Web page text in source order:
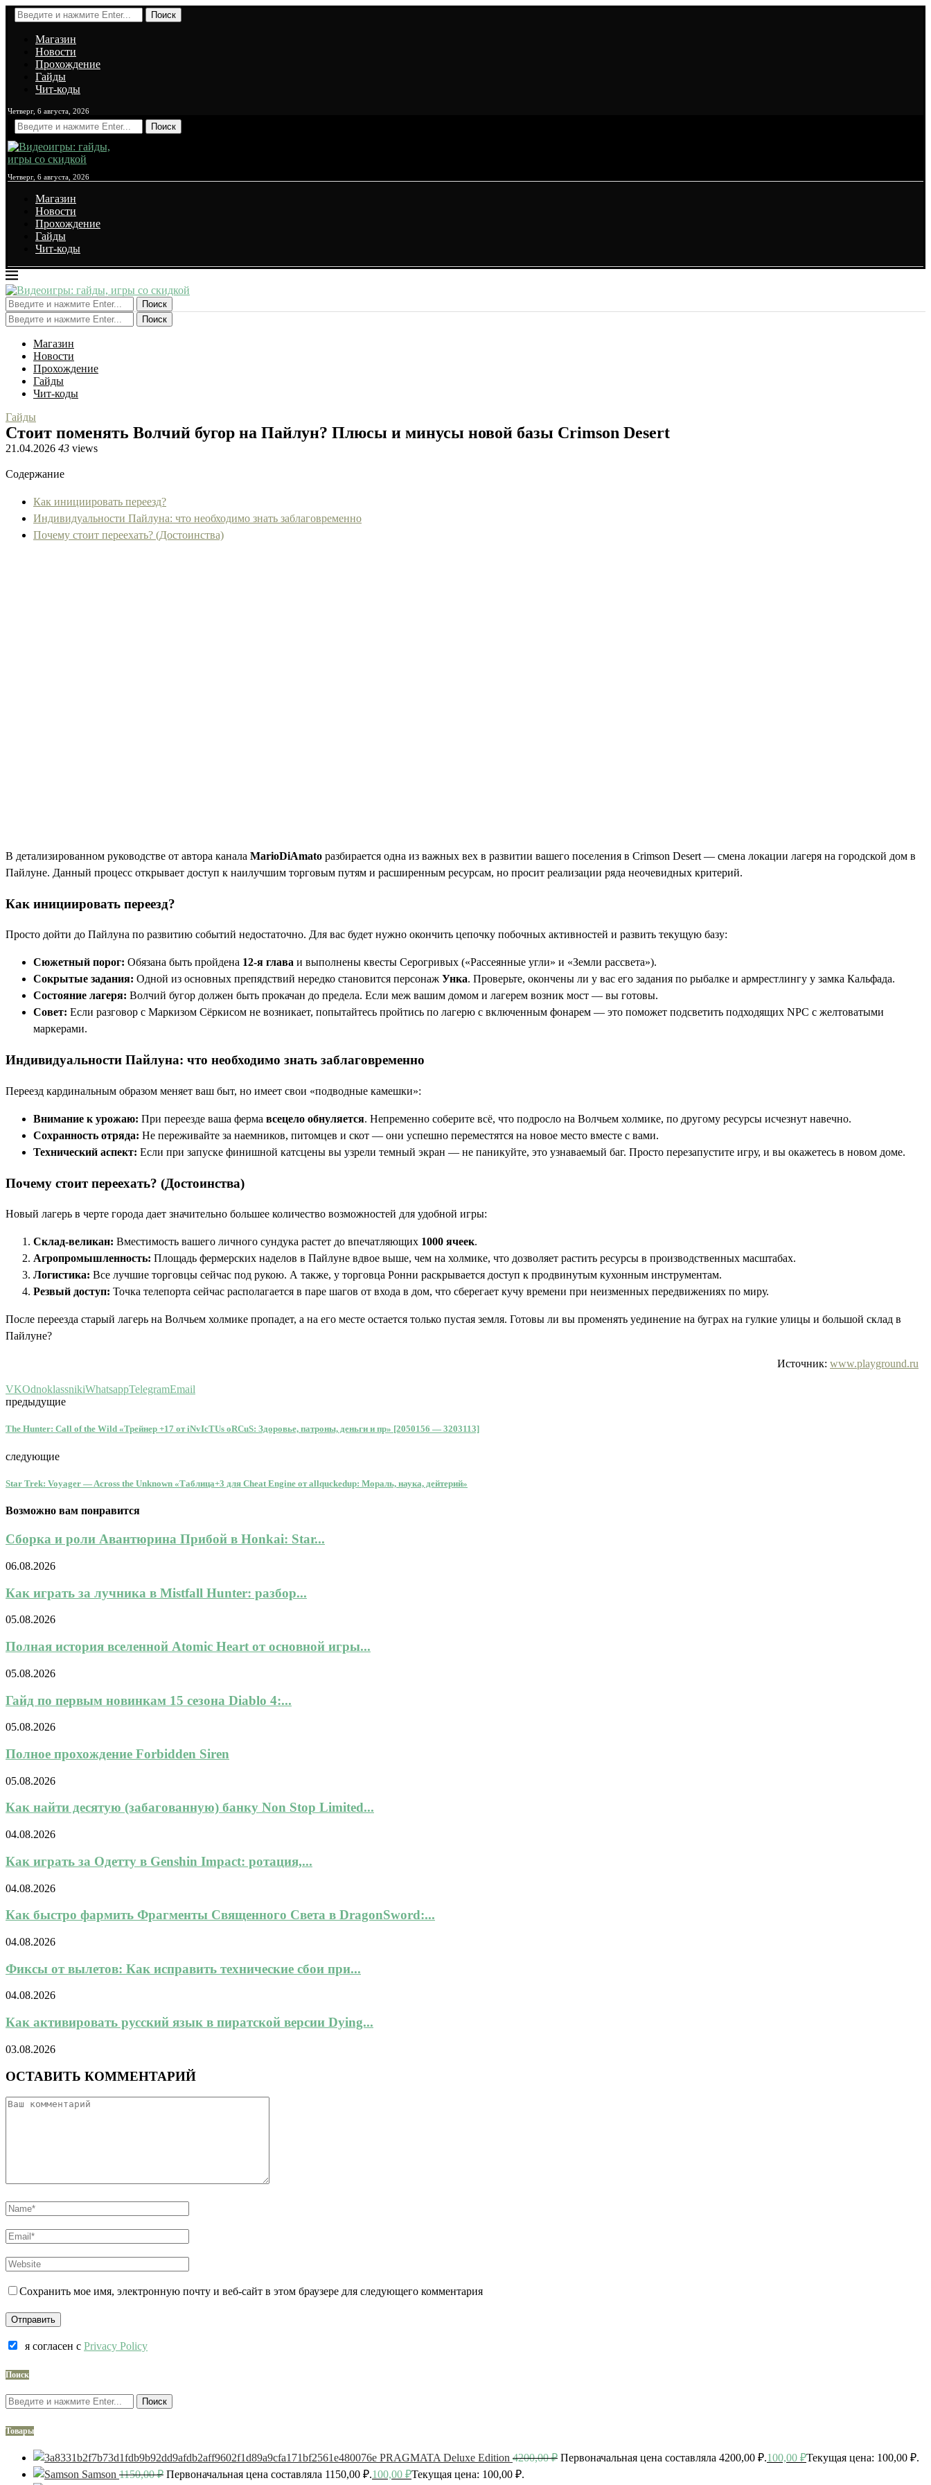
Поиск
Магазин
Новости
Прохождение
Гайды
Чит-коды
Четверг, 6 августа, 2026
Поиск
Четверг, 6 августа, 2026
Магазин
Новости
Прохождение
Гайды
Чит-коды
Поиск
Поиск
Магазин
Новости
Прохождение
Гайды
Чит-коды
Гайды
Стоит поменять Волчий бугор на Пайлун? Плюсы и минусы новой базы Crimson Desert
21.04.2026 43 views
Содержание
Как инициировать переезд?
Индивидуальности Пайлуна: что необходимо знать заблаговременно
Почему стоит переехать? (Достоинства)
В детализированном руководстве от автора канала MarioDiAmato разбирается одна из важных вех в развитии вашего поселения в Crimson Desert — смена локации лагеря на городской дом в
Пайлуне. Данный процесс открывает доступ к наилучшим торговым путям и расширенным ресурсам, но просит реализации ряда неочевидных критерий.
Как инициировать переезд?
Просто дойти до Пайлуна по развитию событий недостаточно. Для вас будет нужно окончить цепочку побочных активностей и развить текущую базу:
Сюжетный порог: Обязана быть пройдена 12-я глава и выполнены квесты Серогривых («Рассеянные угли» и «Земли рассвета»).
Сокрытые задания: Одной из основных препядствий нередко становится персонаж Унка. Проверьте, окончены ли у вас его задания по рыбалке и армрестлингу у замка Кальфада.
Состояние лагеря: Волчий бугор должен быть прокачан до предела. Если меж вашим домом и лагерем возник мост — вы готовы.
Совет: Если разговор с Маркизом Сёркисом не возникает, попытайтесь пройтись по лагерю с включенным фонарем — это поможет подсветить подходящих NPC с желтоватыми
маркерами.
Индивидуальности Пайлуна: что необходимо знать заблаговременно
Переезд кардинальным образом меняет ваш быт, но имеет свои «подводные камешки»:
Внимание к урожаю: При переезде ваша ферма всецело обнуляется. Непременно соберите всё, что подросло на Волчьем холмике, по другому ресурсы исчезнут навечно.
Сохранность отряда: Не переживайте за наемников, питомцев и скот — они успешно переместятся на новое место вместе с вами.
Технический аспект: Если при запуске финишной катсцены вы узрели темный экран — не паникуйте, это узнаваемый баг. Просто перезапустите игру, и вы окажетесь в новом доме.
Почему стоит переехать? (Достоинства)
Новый лагерь в черте города дает значительно большее количество возможностей для удобной игры:
Склад-великан: Вместимость вашего личного сундука растет до впечатляющих 1000 ячеек.
Агропромышленность: Площадь фермерских наделов в Пайлуне вдвое выше, чем на холмике, что дозволяет растить ресурсы в производственных масштабах.
Логистика: Все лучшие торговцы сейчас под рукою. А также, у торговца Ронни раскрывается доступ к продвинутым кухонным инструментам.
Резвый доступ: Точка телепорта сейчас располагается в паре шагов от входа в дом, что сберегает кучу времени при неизменных передвижениях по миру.
После переезда старый лагерь на Волчьем холмике пропадет, а на его месте остается только пустая земля. Готовы ли вы променять уединение на буграх на гулкие улицы и большой склад в
Пайлуне?
Источник: www.playground.ru
VKOdnoklassnikiWhatsappTelegramEmail
предыдущие
The Hunter: Call of the Wild «Трейнер +17 от iNvIcTUs oRCuS: Здоровье, патроны, деньги и пр» [2050156 — 3203113]
следующие
Star Trek: Voyager — Across the Unknown «Таблица+3 для Cheat Engine от allquckedup: Мораль, наука, дейтерий»
Возможно вам понравится
Сборка и роли Авантюрина Прибой в Honkai: Star...
06.08.2026
Как играть за лучника в Mistfall Hunter: разбор...
05.08.2026
Полная история вселенной Atomic Heart от основной игры...
05.08.2026
Гайд по первым новинкам 15 сезона Diablo 4:...
05.08.2026
Полное прохождение Forbidden Siren
05.08.2026
Как найти десятую (забагованную) банку Non Stop Limited...
04.08.2026
Как играть за Одетту в Genshin Impact: ротация,...
04.08.2026
Как быстро фармить Фрагменты Священного Света в DragonSword:...
04.08.2026
Фиксы от вылетов: Как исправить технические сбои при...
04.08.2026
Как активировать русский язык в пиратской версии Dying...
03.08.2026
ОСТАВИТЬ КОММЕНТАРИЙ
Сохранить мое имя, электронную почту и веб-сайт в этом браузере для следующего комментария
я согласен c Privacy Policy
Поиск
Поиск
Товары
PRAGMATA Deluxe Edition 4200,00₽ Первоначальная цена составляла 4200,00 ₽.100,00 ₽Текущая цена: 100,00 ₽.
Samson 1150,00₽ Первоначальная цена составляла 1150,00 ₽.100,00 ₽Текущая цена: 100,00 ₽.